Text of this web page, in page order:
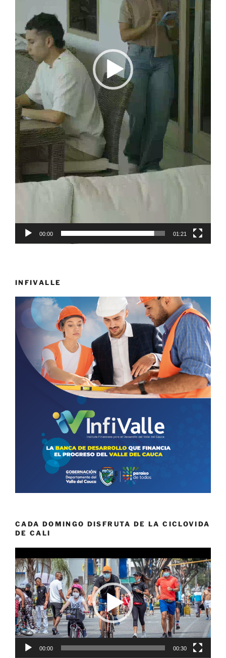
00:00 01:21
INFIVALLE
CADA DOMINGO DISFRUTA DE LA CICLOVIDA
DE CALI
de
vídeo
00:00 00:30